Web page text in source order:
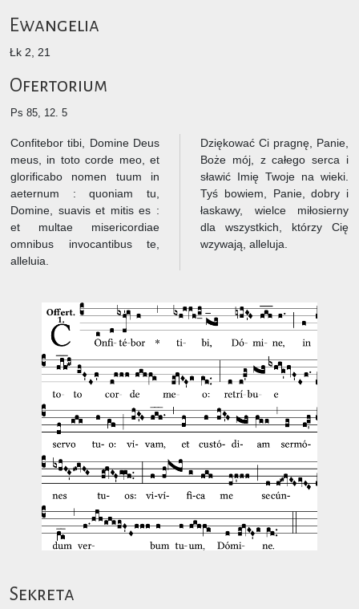
Ewangelia
Łk 2, 21
Ofertorium
Ps 85, 12. 5
Confitebor tibi, Domine Deus
meus, in toto corde meo, et
glorificabo nomen tuum in
aeternum : quoniam tu,
Domine, suavis et mitis es :
et multae misericordiae
omnibus invocantibus te,
alleluia.
Dziękować Ci pragnę, Panie,
Boże mój, z całego serca i
sławić Imię Twoje na wieki.
Tyś bowiem, Panie, dobry i
łaskawy, wielce miłosierny
dla wszystkich, którzy Cię
wzywają, alleluja.
Sekreta